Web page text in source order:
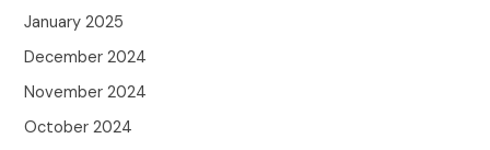
January 2025
December 2024
November 2024
October 2024